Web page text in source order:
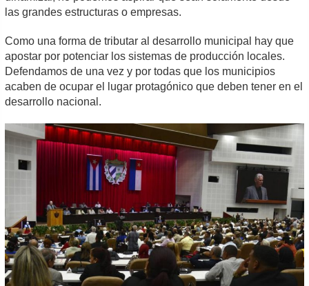
las grandes estructuras o empresas.
Como una forma de tributar al desarrollo municipal hay que
apostar por potenciar los sistemas de producción locales.
Defendamos de una vez y por todas que los municipios
acaben de ocupar el lugar protagónico que deben tener en el
desarrollo nacional.